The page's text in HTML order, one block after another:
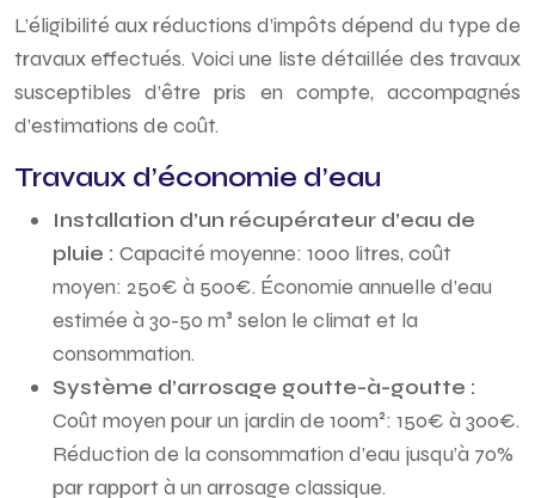
L’éligibilité aux réductions d’impôts dépend du type de
travaux effectués. Voici une liste détaillée des travaux
susceptibles d’être pris en compte, accompagnés
d’estimations de coût.
Travaux d’économie d’eau
Installation d’un récupérateur d’eau de
pluie : Capacité moyenne: 1000 litres, coût
moyen: 250€ à 500€. Économie annuelle d’eau
estimée à 30-50 m³ selon le climat et la
consommation.
Système d’arrosage goutte-à-goutte :
Coût moyen pour un jardin de 100m²: 150€ à 300€.
Réduction de la consommation d’eau jusqu’à 70%
par rapport à un arrosage classique.